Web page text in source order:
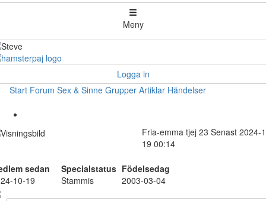
Meny
Logga in
Start Forum Sex & Sinne Grupper Artiklar Händelser
Fria-emma tjej 23 Senast 2024-
19 00:14
sedan Specialstatus Födelsedag
10-19
Stammis 2003-03-04